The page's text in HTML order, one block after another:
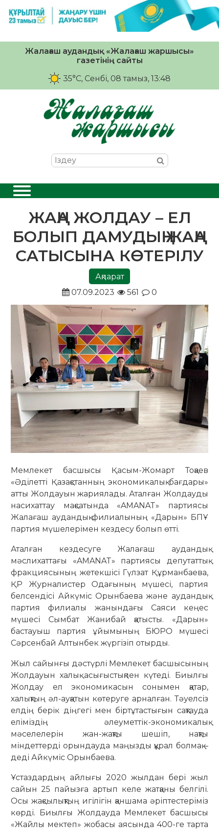
Жалағаш аудандық «Жалағаш жаршысы»
газетінің сайты
35°C, Сенбі, 08 тамыз, 13:48
ЖАҢА ЖОЛДАУ – ЕЛ
БОЛЫП ДАМУДЫҢ ЖАҢА
САТЫСЫНА КӨТЕРІЛУ
Ақпарат
07.09.2023
561 0
Мемлекет басшысы Қасым-Жомарт Тоқаев
«Әділетті Қазақстанның экономикалық бағдары»
атты Жолдауын жариялады. Аталған Жолдауды
насихаттау мақсатында «AMANAT» партиясы
Жалағаш аудандық филиалының «Дарын» БПҰ
партия мүшелерімен кездесу болып өтті.
Аталған кездесуге Жалағаш аудандық
мәслихаттағы «AMANAT» партиясы депутаттық
фракциясының жетекшісі Гүлзат Құрманбаева,
ҚР Журналистер Одағының мүшесі, партия
белсендісі Айкүміс Орынбаева және аудандық
партия филиалы жанындағы Саяси кеңес
мүшесі Сымбат Жанибай қатысты. «Дарын»
бастауыш партия ұйымының БЮРО мүшесі
Сәрсенбай Алтынбек жүргізіп отырды.
Жыл сайынғы дәстүрлі Мемлекет басшысының
Жолдауын халық асығыстықпен күтеді. Биылғы
Жолдау ел экономикасын сонымен қатар,
халықтың әл-ауқатын көтеруге арналған. Тәуелсіз
елдің берік діңгегі мен біртұтастығын сақтауда
еліміздің әлеуметтік-экономикалық
мәселелерін жан-жақты шешіп, нақты
міндеттерді орындауда маңызды құрал болмақ –
деді Айкүміс Орынбаева.
Ұстаздардың айлығы 2020 жылдан бері жыл
сайын 25 пайызға артып келе жатқаны белгілі.
Осы жақсылықтың игілігін қаншама әріптестеріміз
көрді. Биылғы Жолдауда Мемлекет басшысы
«Жайлы мектеп» жобасы аясында 400-ге тарта